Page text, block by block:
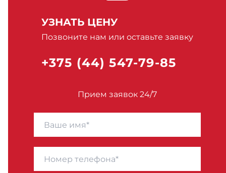
УЗНАТЬ ЦЕНУ
Позвоните нам или оставьте заявку
+375 (44) 547-79-85
Прием заявок 24/7